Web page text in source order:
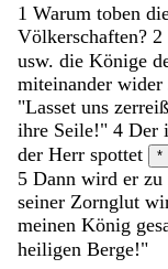
1 Warum toben
Völkerschaften? 2
usw. die Könige
miteinander wider
"Lasset uns
ihre Seile!" 4 Der
der Herr spottet *
5 Dann wird er zu
seiner Zornglut
meinen König
heiligen Berge!"